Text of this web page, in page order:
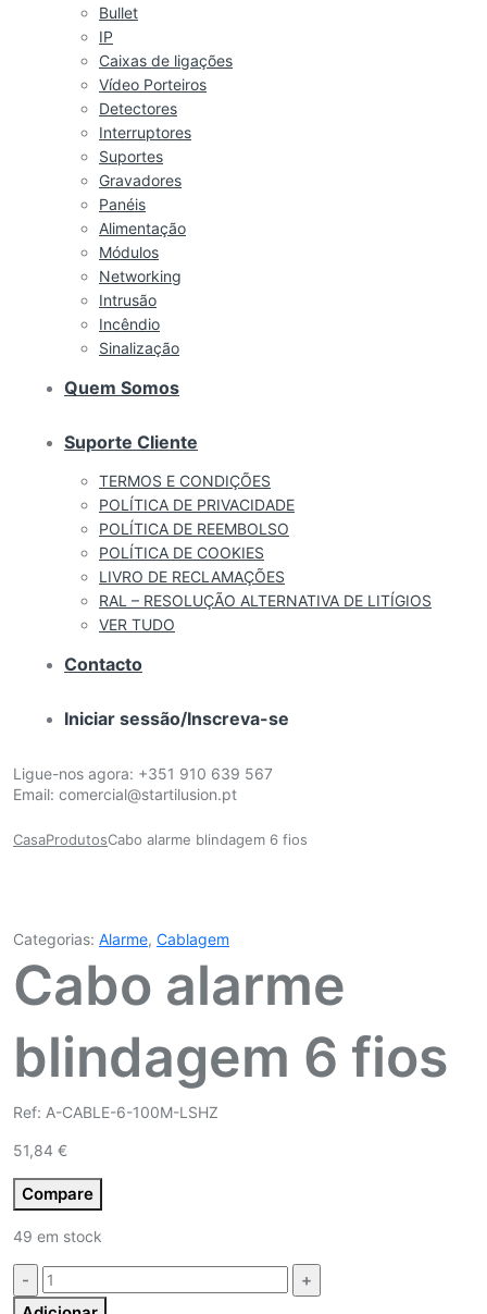
Bullet
IP
Caixas de ligações
Vídeo Porteiros
Detectores
Interruptores
Suportes
Gravadores
Panéis
Alimentação
Módulos
Networking
Intrusão
Incêndio
Sinalização
Quem Somos
Suporte Cliente
TERMOS E CONDIÇÕES
POLÍTICA DE PRIVACIDADE
POLÍTICA DE REEMBOLSO
POLÍTICA DE COOKIES
LIVRO DE RECLAMAÇÕES
RAL – RESOLUÇÃO ALTERNATIVA DE LITÍGIOS
VER TUDO
Contacto
Iniciar sessão/Inscreva-se
Ligue-nos agora: +351 910 639 567
Email: comercial@startilusion.pt
CasaProdutosCabo alarme blindagem 6 fios
Categorias: Alarme, Cablagem
Cabo alarme
blindagem 6 fios
Ref: A-CABLE-6-100M-LSHZ
51,84 €
Compare
49 em stock
Quantidade: